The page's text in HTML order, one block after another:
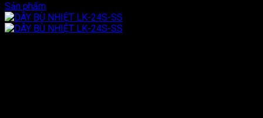
Sản phẩm